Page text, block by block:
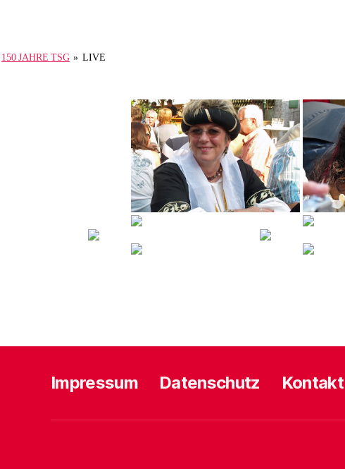
150 JAHRE TSG » LIVE
Impressum Datenschutz Kontakt